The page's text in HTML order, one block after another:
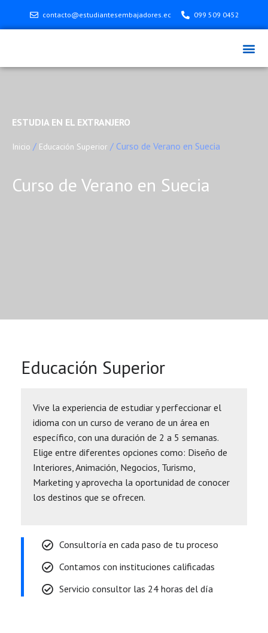
contacto@estudiantesembajadores.ec 099 509 0452
ESTUDIA EN EL EXTRANJERO
Inicio / Educación Superior / Curso de Verano en Suecia
Curso de Verano en Suecia
Educación Superior
Vive la experiencia de estudiar y perfeccionar el
idioma con un curso de verano de un área en
específico, con una duración de 2 a 5 semanas.
Elige entre diferentes opciones como: Diseño de
Interiores, Animación, Negocios, Turismo,
Marketing y aprovecha la oportunidad de conocer
los destinos que se ofrecen.
Consultoría en cada paso de tu proceso
Contamos con instituciones calificadas
Servicio consultor las 24 horas del día